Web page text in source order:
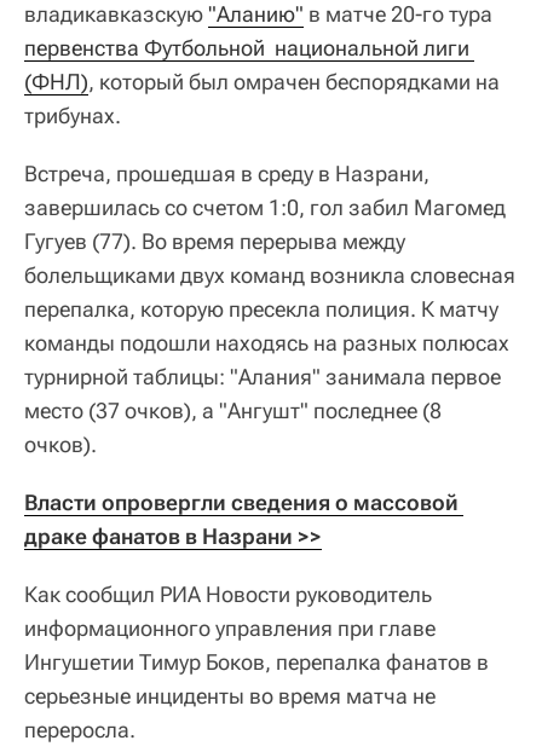
владикавказскую"Аланию" в матче 20-го тура
первенства Футбольной  национальной лиги
(ФНЛ), который был омрачен беспорядками на
трибунах.
Встреча, прошедшая в среду в Назрани,
завершилась со счетом 1:0, гол забил Магомед
Гугуев (77). Во время перерыва между
болельщиками двух команд возникла словесная
перепалка, которую пресекла полиция. К матчу
команды подошли находясь на разных полюсах
турнирной таблицы: "Алания" занимала первое
место (37 очков), а "Ангушт" последнее (8
очков).
Власти опровергли сведения о массовой
драке фанатов в Назрани >>
Как сообщил РИА Новости руководитель
информационного управления при главе
Ингушетии Тимур Боков, перепалка фанатов в
серьезные инциденты во время матча не
переросла.